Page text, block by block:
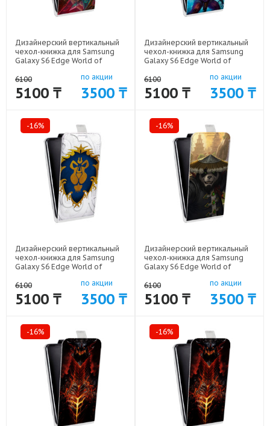
Дизайнерский вертикальный
чехол-книжка для Samsung
Galaxy S6 Edge World of
6100
5100 ₸
по акции
3500 ₸
Дизайнерский вертикальный
чехол-книжка для Samsung
Galaxy S6 Edge World of
6100
5100 ₸
по акции
3500 ₸
-16%
Дизайнерский вертикальный
чехол-книжка для Samsung
Galaxy S6 Edge World of
6100
5100 ₸
по акции
3500 ₸
-16%
Дизайнерский вертикальный
чехол-книжка для Samsung
Galaxy S6 Edge World of
6100
5100 ₸
по акции
3500 ₸
-16% -16%